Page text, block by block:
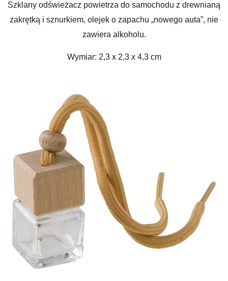
Szklany odświeżacz powietrza do samochodu z drewnianą
zakrętką i sznurkiem, olejek o zapachu „nowego auta”, nie
zawiera alkoholu.
Wymiar: 2,3 x 2,3 x 4,3 cm